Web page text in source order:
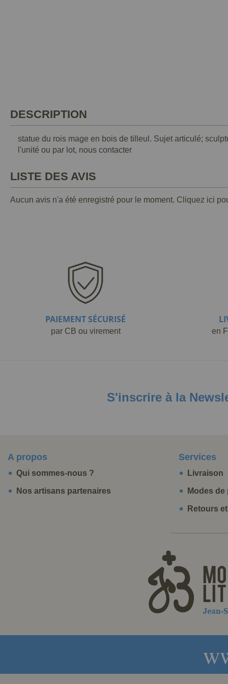
DESCRIPTION
statue du rois mage en bois de tilleul. Sujet articulé;
l'unité ou par lot, nous contacter
LISTE DES AVIS
Aucun avis n'a été enregistré pour le moment. Cliquez ici
PAIEMENT SÉCURISÉ
par CB ou virement en
S'inscrire à la
A propos
Qui sommes-nous ?
Nos artisans partenaires
Services
Livraison
Modes de
Retours